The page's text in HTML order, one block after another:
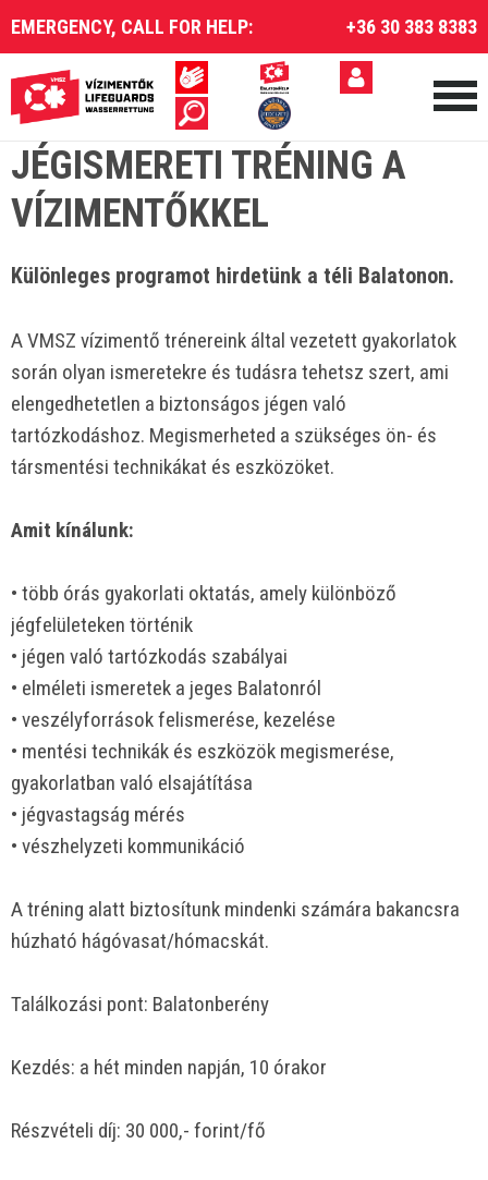
EMERGENCY, CALL FOR HELP: +36 30 383 8383
JÉGISMERETI TRÉNING A
VÍZIMENTŐKKEL
Különleges programot hirdetünk a téli Balatonon.
A VMSZ vízimentő trénereink által vezetett gyakorlatok
során olyan ismeretekre és tudásra tehetsz szert, ami
elengedhetetlen a biztonságos jégen való
tartózkodáshoz. Megismerheted a szükséges ön- és
társmentési technikákat és eszközöket.
Amit kínálunk:
• több órás gyakorlati oktatás, amely különböző
jégfelületeken történik
• jégen való tartózkodás szabályai
• elméleti ismeretek a jeges Balatonról
• veszélyforrások felismerése, kezelése
• mentési technikák és eszközök megismerése,
gyakorlatban való elsajátítása
• jégvastagság mérés
• vészhelyzeti kommunikáció
A tréning alatt biztosítunk mindenki számára bakancsra
húzható hágóvasat/hómacskát.
Találkozási pont: Balatonberény
Kezdés: a hét minden napján, 10 órakor
Részvételi díj: 30 000,- forint/fő